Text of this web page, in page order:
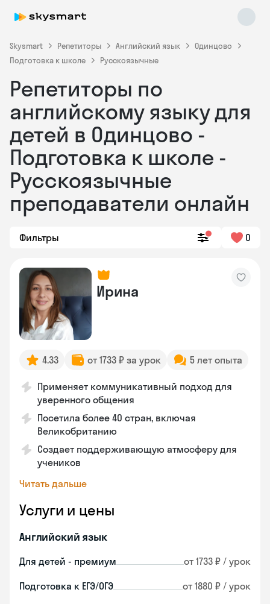
Skysmart Репетиторы Английский язык
Одинцово
Подготовка к школе
Русскоязычные
Репетиторы по
английскому языку для
детей в Одинцово -
Подготовка к школе -
Русскоязычные
преподаватели онлайн
Фильтры 0
Ирина
4.33 от 1733 ₽ за урок 5 лет опыта
Применяет коммуникативный подход для
уверенного общения
Посетила более 40 стран, включая
Великобританию
Создает поддерживающую атмосферу для
учеников
Читать дальше
Услуги и цены
Английский язык
Для детей - премиум от 1733 ₽ / урок
Подготовка к ЕГЭ/ОГЭ от 1880 ₽ / урок
Skysmart Chat
online